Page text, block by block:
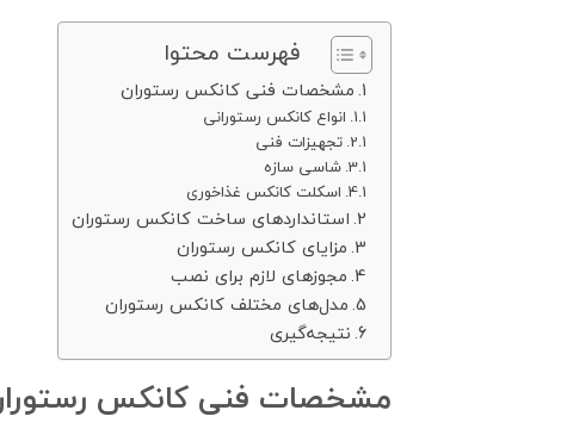
فهرست محتوا
مشخصات فنی کانکس رستوران
انواع کانکس رستورانی
تجهیزات فنی
شاسی سازه
اسکلت کانکس غذاخوری
استانداردهای ساخت کانکس رستوران
مزایای کانکس رستوران
مجوزهای لازم برای نصب
مدل‌های مختلف کانکس رستوران
نتیجه‌گیری
مشخصات فنی کانکس